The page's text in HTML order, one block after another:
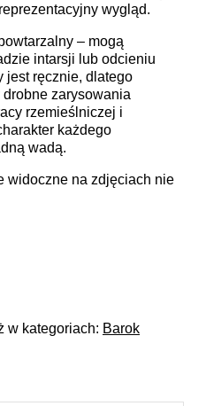
wygląd.
– mogą
intarsji lub odcieniu
jest ręcznie, dlatego
zarysowania
rzemieślniczej i
każdego
wadą.
widoczne na zdjęciach nie
w kategoriach: Barok